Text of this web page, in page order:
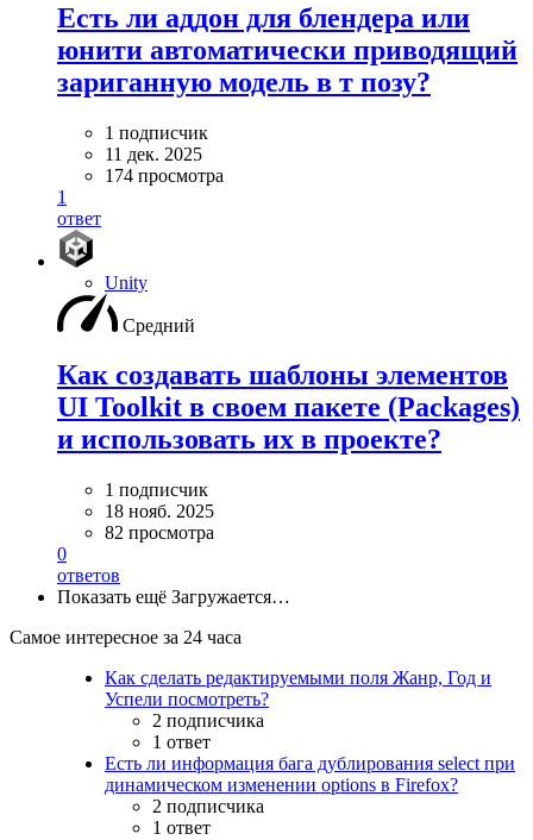
Есть ли аддон для блендера или
юнити автоматически приводящий
зариганную модель в т позу?
1 подписчик
11 дек. 2025
174 просмотра
1
ответ
Unity
Средний
Как создавать шаблоны элементов
UI Toolkit в своем пакете (Packages)
и использовать их в проекте?
1 подписчик
18 нояб. 2025
82 просмотра
0
ответов
Показать ещё Загружается…
Самое интересное за 24 часа
Как сделать редактируемыми поля Жанр, Год и
Успели посмотреть?
2 подписчика
1 ответ
Есть ли информация бага дублирования select при
динамическом изменении options в Firefox?
2 подписчика
1 ответ